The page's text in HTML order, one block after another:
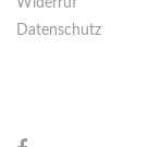
Widerruf
Datenschutz